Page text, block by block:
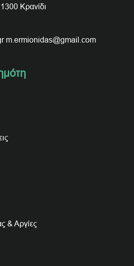
Κρανίδι
m.ermionidas@gmail.com
& Αργίες